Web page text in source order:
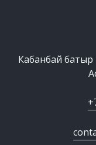
Кабанбай батыр